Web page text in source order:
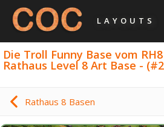
LAYOUTS
Die Troll Funny Base vom
Rathaus Level 8 Art Base -
Rathaus 8 Basen